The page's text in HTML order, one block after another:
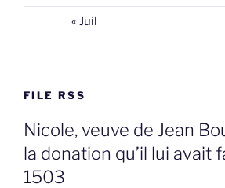
« Juil
FILE RSS
Nicole, veuve de Jean
la donation qu’il lui avait
1503